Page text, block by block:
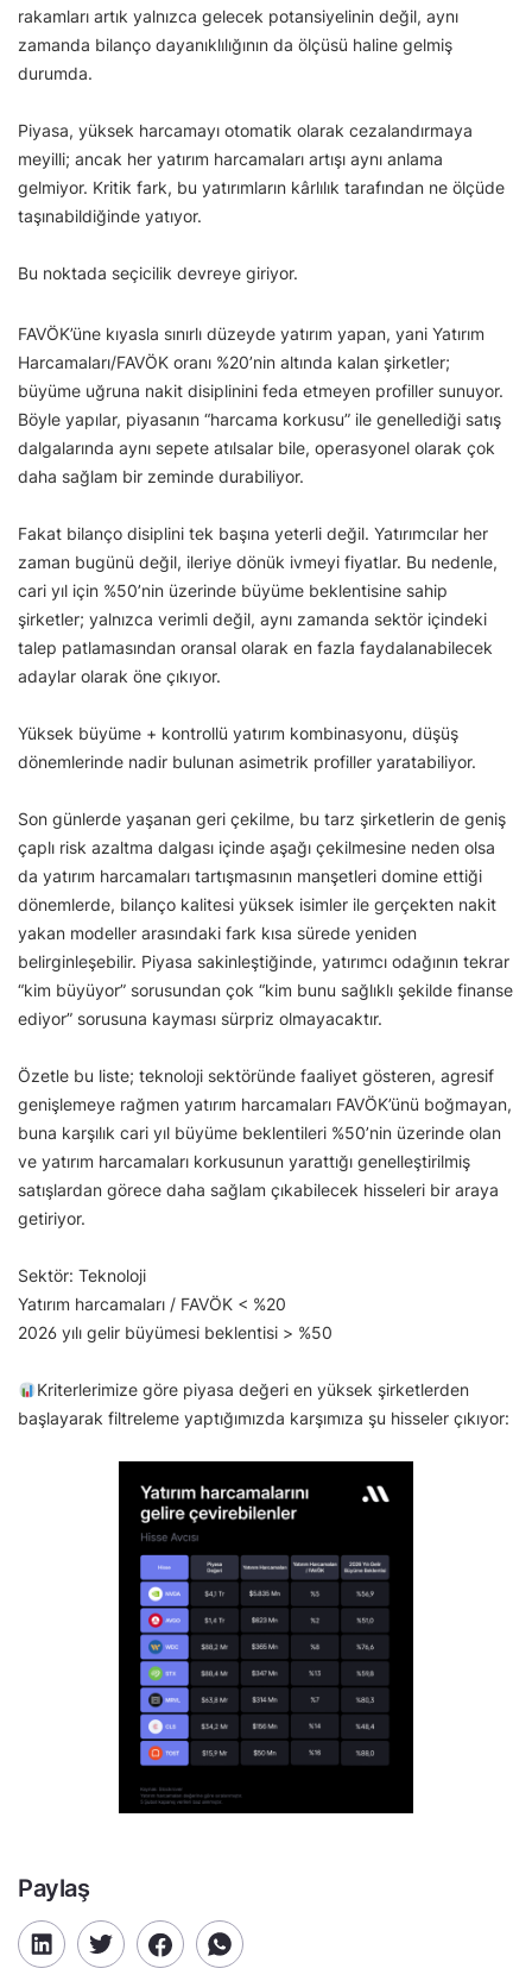
rakamları artık yalnızca gelecek potansiyelinin değil, aynı
zamanda bilanço dayanıklılığının da ölçüsü haline gelmiş
durumda.
Piyasa, yüksek harcamayı otomatik olarak cezalandırmaya
meyilli; ancak her yatırım harcamaları artışı aynı anlama
gelmiyor. Kritik fark, bu yatırımların kârlılık tarafından ne ölçüde
taşınabildiğinde yatıyor.
Bu noktada seçicilik devreye giriyor.
FAVÖK’üne kıyasla sınırlı düzeyde yatırım yapan, yani Yatırım
Harcamaları/FAVÖK oranı %20’nin altında kalan şirketler;
büyüme uğruna nakit disiplinini feda etmeyen profiller sunuyor.
Böyle yapılar, piyasanın “harcama korkusu” ile genellediği satış
dalgalarında aynı sepete atılsalar bile, operasyonel olarak çok
daha sağlam bir zeminde durabiliyor.
Fakat bilanço disiplini tek başına yeterli değil. Yatırımcılar her
zaman bugünü değil, ileriye dönük ivmeyi fiyatlar. Bu nedenle,
cari yıl için %50’nin üzerinde büyüme beklentisine sahip
şirketler; yalnızca verimli değil, aynı zamanda sektör içindeki
talep patlamasından oransal olarak en fazla faydalanabilecek
adaylar olarak öne çıkıyor.
Yüksek büyüme + kontrollü yatırım kombinasyonu, düşüş
dönemlerinde nadir bulunan asimetrik profiller yaratabiliyor.
Son günlerde yaşanan geri çekilme, bu tarz şirketlerin de geniş
çaplı risk azaltma dalgası içinde aşağı çekilmesine neden olsa
da yatırım harcamaları tartışmasının manşetleri domine ettiği
dönemlerde, bilanço kalitesi yüksek isimler ile gerçekten nakit
yakan modeller arasındaki fark kısa sürede yeniden
belirginleşebilir. Piyasa sakinleştiğinde, yatırımcı odağının tekrar
“kim büyüyor” sorusundan çok “kim bunu sağlıklı şekilde finanse
ediyor” sorusuna kayması sürpriz olmayacaktır.
Özetle bu liste; teknoloji sektöründe faaliyet gösteren, agresif
genişlemeye rağmen yatırım harcamaları FAVÖK’ünü boğmayan,
buna karşılık cari yıl büyüme beklentileri %50’nin üzerinde olan
ve yatırım harcamaları korkusunun yarattığı genelleştirilmiş
satışlardan görece daha sağlam çıkabilecek hisseleri bir araya
getiriyor.
Sektör: Teknoloji
Yatırım harcamaları / FAVÖK < %20
2026 yılı gelir büyümesi beklentisi > %50
Kriterlerimize göre piyasa değeri en yüksek şirketlerden
başlayarak filtreleme yaptığımızda karşımıza şu hisseler çıkıyor:
Paylaş